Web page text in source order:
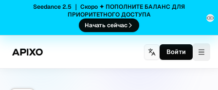
Seedance 2.5 ｜ Скоро ✦ ПОПОЛНИТЕ БАЛАНС ДЛЯ
ПРИОРИТЕТНОГО ДОСТУПА
Начать сейчас
Войти